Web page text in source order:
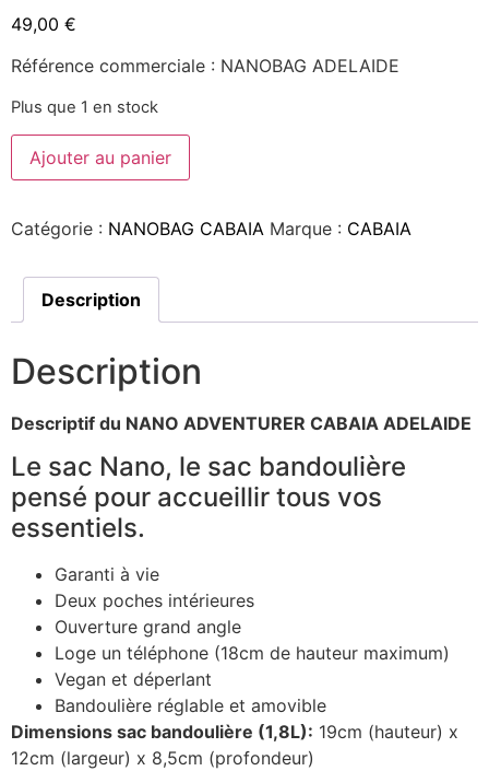
49,00 €
Référence commerciale : NANOBAG ADELAIDE
Plus que 1 en stock
Ajouter au panier
Catégorie : NANOBAG CABAIA Marque : CABAIA
Description
Description
Descriptif du NANO ADVENTURER CABAIA ADELAIDE
Le sac Nano, le sac bandoulière
pensé pour accueillir tous vos
essentiels.
Garanti à vie
Deux poches intérieures
Ouverture grand angle
Loge un téléphone (18cm de hauteur maximum)
Vegan et déperlant
Bandoulière réglable et amovible
Dimensions sac bandoulière (1,8L): 19cm (hauteur) x
12cm (largeur) x 8,5cm (profondeur)